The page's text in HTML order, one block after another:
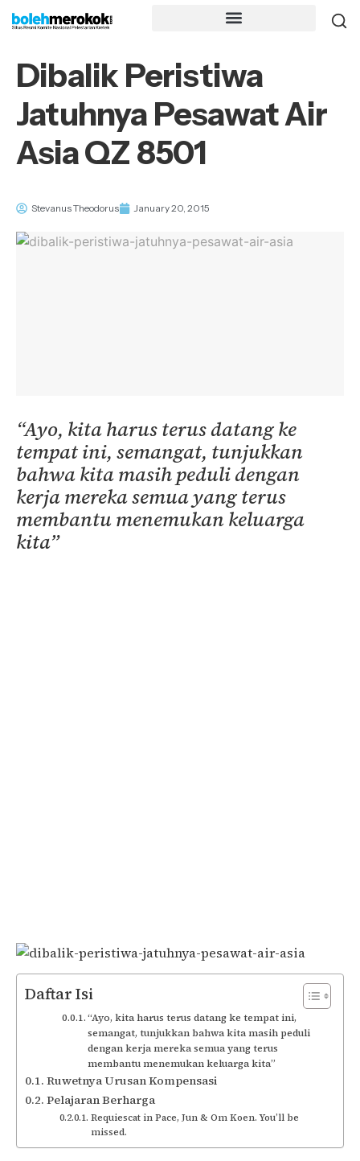
Dibalik Peristiwa
Jatuhnya Pesawat Air
Asia QZ 8501
Stevanus Theodorus January 20, 2015
“Ayo, kita harus terus datang ke
tempat ini, semangat, tunjukkan
bahwa kita masih peduli dengan
kerja mereka semua yang terus
membantu menemukan keluarga
kita”
Daftar Isi
“Ayo, kita harus terus datang ke tempat ini,
semangat, tunjukkan bahwa kita masih peduli
dengan kerja mereka semua yang terus
membantu menemukan keluarga kita”
Ruwetnya Urusan Kompensasi
Pelajaran Berharga
Requiescat in Pace, Jun & Om Koen. You’ll be
missed.